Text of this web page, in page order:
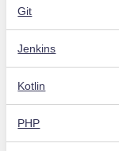
Git
Jenkins
Kotlin
PHP